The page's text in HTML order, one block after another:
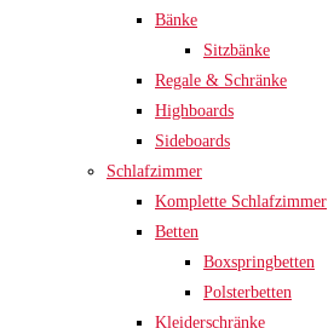
Bänke
Sitzbänke
Regale & Schränke
Highboards
Sideboards
Schlafzimmer
Komplette Schlafzimmer
Betten
Boxspringbetten
Polsterbetten
Kleiderschränke